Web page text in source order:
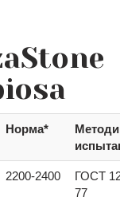
Норма*
2200-2400
ГОСТ
77